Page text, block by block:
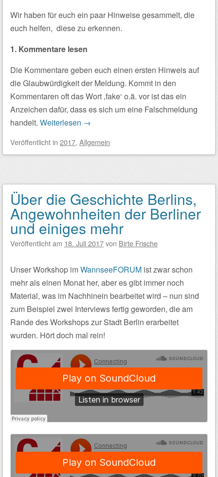
Wir haben für euch ein paar Hinweise gesammelt, die
euch helfen, diese zu erkennen.
1. Kommentare lesen
Die Kommentare geben euch einen ersten Hinweis auf
die Glaubwürdigkeit der Meldung. Kommt in den
Kommentaren oft das Wort ‚fake‘ o.ä. vor ist das ein
Anzeichen dafür, dass es sich um eine Falschmeldung
handelt. Weiterlesen →
Veröffentlicht in 2017, Allgemein
Über die Geschichte Berlins,
Angewohnheiten der Berliner
und einiges mehr
Veröffentlicht am 18. Juli 2017von Birte Frische
Unser Workshop imWannseeFORUM ist zwar schon
mehr als einen Monat her, aber es gibt immer noch
Material, was im Nachhinein bearbeitet wird – nun sind
zum Beispiel zwei Interviews fertig geworden, die am
Rande des Workshops zur Stadt Berlin erarbeitet
wurden. Hört doch mal rein!